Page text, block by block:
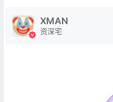
XMAN
资深宅